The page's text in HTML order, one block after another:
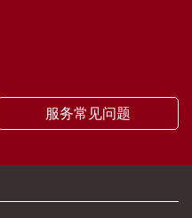
服务常见问题